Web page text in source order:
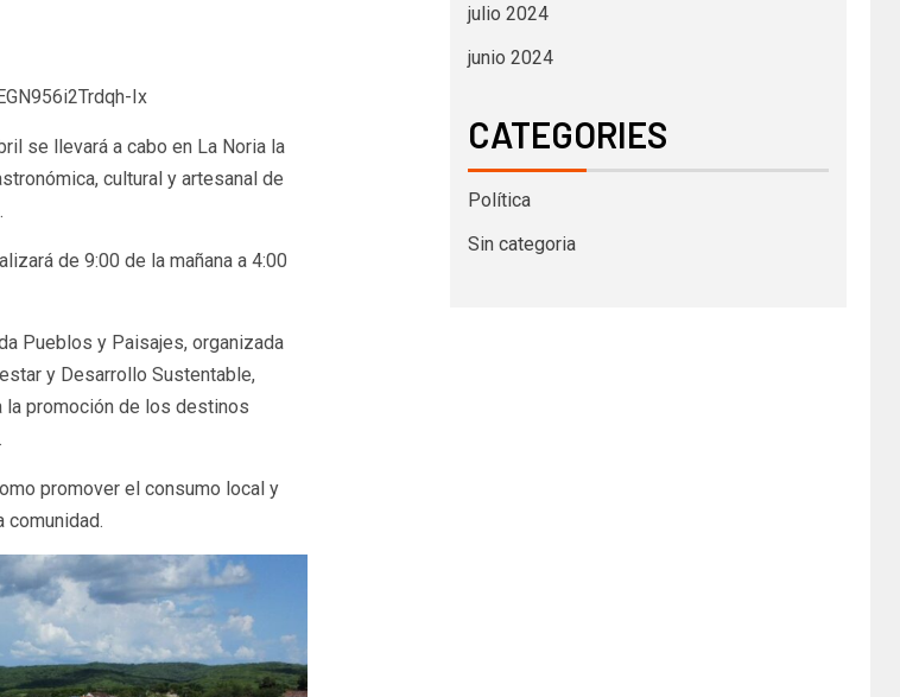
Ix
se llevará a cabo en La Noria la
cultural y artesanal de
de 9:00 de la mañana a 4:00
Pueblos y Paisajes, organizada
y Desarrollo Sustentable,
la promoción de los destinos
promover el consumo local y
comunidad.
julio 2024
junio 2024
CATEGORIES
Política
Sin categoria